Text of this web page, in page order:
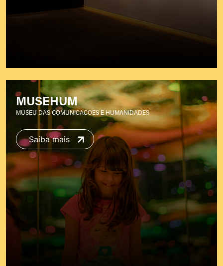
MUSEHUM
MUSEU DAS COMUNICACOES E HUMANIDADES
Saiba mais